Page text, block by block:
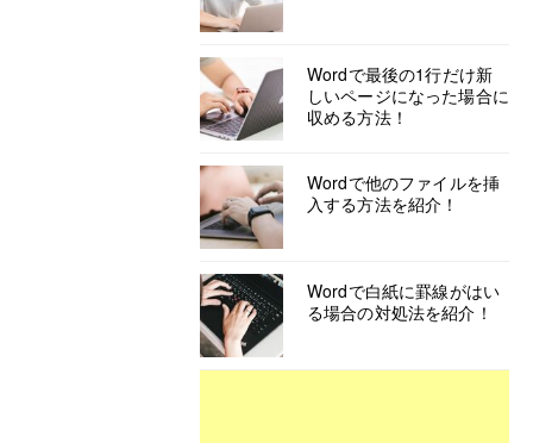
Wordで最後の1行だけ新
しいページになった場合に
収める方法！
Wordで他のファイルを挿
入する方法を紹介！
Wordで白紙に罫線がはい
る場合の対処法を紹介！